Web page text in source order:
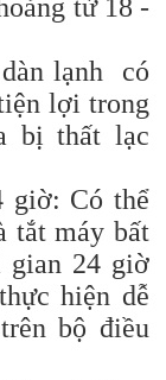
từ 18 -
lạnh có
lợi trong
bị thất lạc
giờ: Có thể
tắt máy bất
gian 24 giờ
hiện dễ
bộ điều